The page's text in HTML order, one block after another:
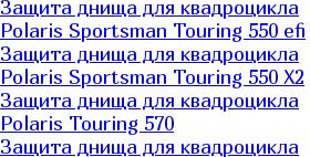
Защита днища для квадроцикла
Polaris Sportsman Touring 550 efi
Защита днища для квадроцикла
Polaris Sportsman Touring 550 X2
Защита днища для квадроцикла
Polaris Touring 570
Защита днища для квадроцикла